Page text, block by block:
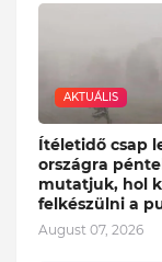
AKTUÁLIS
Ítéletidő csap
országra
mutatjuk, hol
felkészülni a
August 07, 2026